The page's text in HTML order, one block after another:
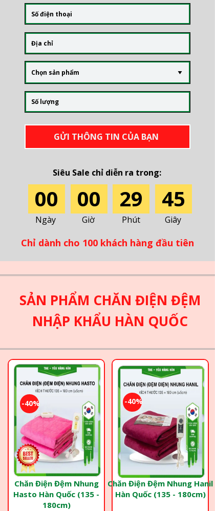
GỬI THÔNG TIN CỦA BẠN
Siêu Sale chỉ diễn ra trong:
00 00 29 43
Ngày Giờ Phút Giây
Chỉ dành cho 100 khách hàng đầu tiên
SẢN PHẨM CHĂN ĐIỆN ĐỆM
NHẬP KHẨU HÀN QUỐC
-40% -40%
Chăn Điện Đệm Nhung
Hasto Hàn Quốc (135 -
180cm)
Chăn Điện Đệm Nhung Hanil
Hàn Quốc (135 - 180cm)